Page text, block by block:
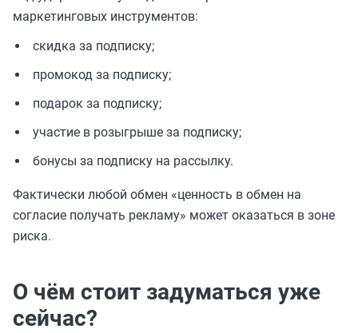
маркетинговых инструментов:
скидка за подписку;
промокод за подписку;
подарок за подписку;
участие в розыгрыше за подписку;
бонусы за подписку на рассылку.
Фактически любой обмен «ценность в обмен на
согласие получать рекламу» может оказаться в зоне
риска.
О чём стоит задуматься уже
сейчас?